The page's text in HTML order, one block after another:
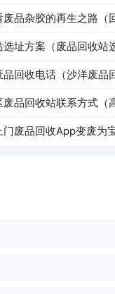
）品杂胶的再生之路（
址方案（废品回收站
回收电话（沙洋废品
品回收站联系方式（
废品回收App变废为